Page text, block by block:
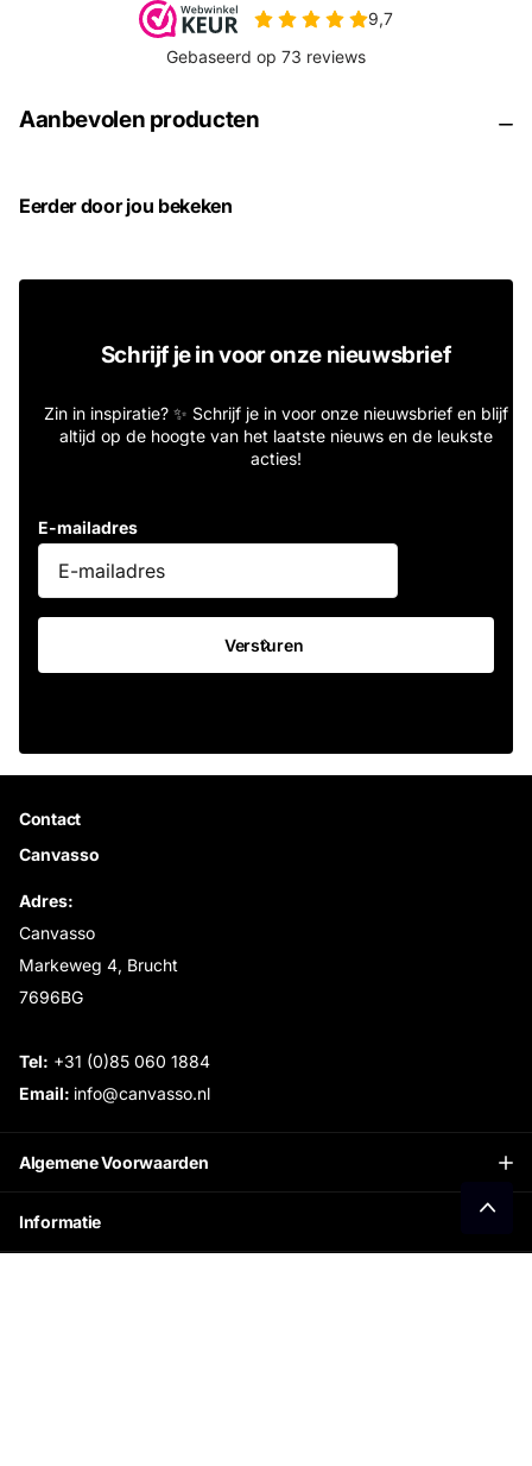
Aanbevolen producten
Eerder door jou bekeken
Schrijf je in voor onze nieuwsbrief
Zin in inspiratie? ✨ Schrijf je in voor onze nieuwsbrief en blijf
altijd op de hoogte van het laatste nieuws en de leukste
acties!
E-mailadres
Versturen
Algemene Voorwaarden
Informatie
Contact
Canvasso
Adres:
Canvasso
Markeweg 4, Brucht
7696BG
Tel: +31 (0)85 060 1884
Email: info@canvasso.nl